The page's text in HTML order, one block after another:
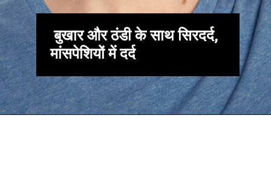
बुखार और ठंडी के साथ सिरदर्द,
मांसपेशियों में दर्द